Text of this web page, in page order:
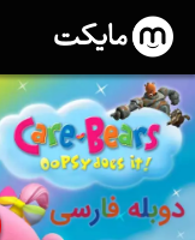
انیمیشن خرس های
Does It! 2007
۹۱۹ 83% ۴.۵